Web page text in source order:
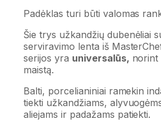
Padėklas turi būti valomas
Šie trys užkandžių dubenėliai
serviravimo lenta iš
serijos yra universalūs, norint
maistą.
Balti, porcelianiniai ramekin
tiekti užkandžiams,
aliejams ir padažams patiekti.